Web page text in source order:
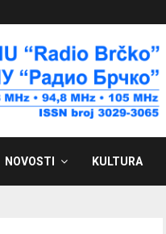
NOVOSTI KULTURA